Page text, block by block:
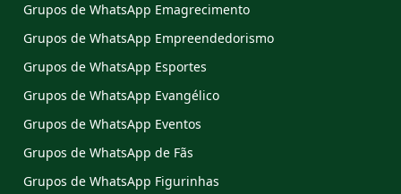
Grupos de WhatsApp Emagrecimento
Grupos de WhatsApp Empreendedorismo
Grupos de WhatsApp Esportes
Grupos de WhatsApp Evangélico
Grupos de WhatsApp Eventos
Grupos de WhatsApp de Fãs
Grupos de WhatsApp Figurinhas